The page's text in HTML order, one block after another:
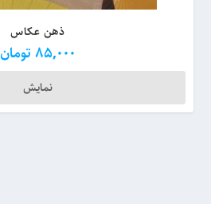
ذهن عکاس
85,000 تومان
نمایش